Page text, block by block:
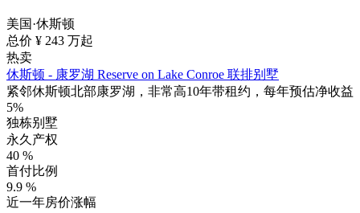
美国·休斯顿
总价 ¥ 243 万起
热卖
休斯顿 - 康罗湖 Reserve on Lake Conroe 联排别墅
紧邻休斯顿北部康罗湖，非常高10年带租约，每年预估净收益
5%
独栋别墅
永久产权
40 %
首付比例
9.9 %
近一年房价涨幅